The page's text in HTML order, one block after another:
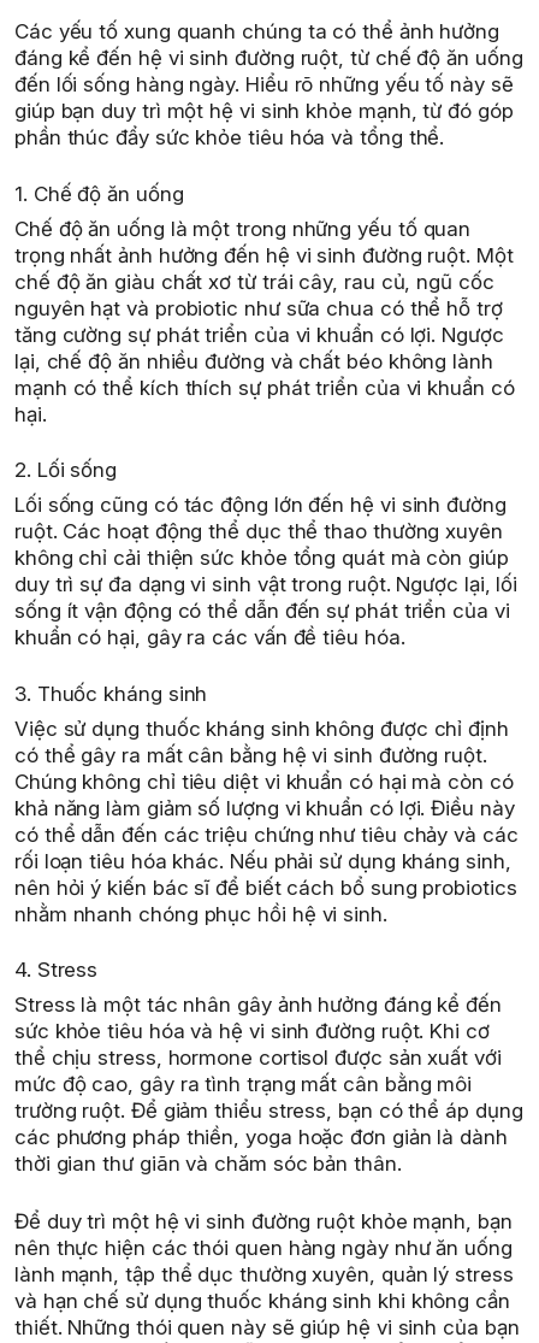
Các yếu tố xung quanh chúng ta có thể ảnh hưởng
đáng kể đến hệ vi sinh đường ruột, từ chế độ ăn uống
đến lối sống hàng ngày. Hiểu rõ những yếu tố này sẽ
giúp bạn duy trì một hệ vi sinh khỏe mạnh, từ đó góp
phần thúc đẩy sức khỏe tiêu hóa và tổng thể.
1. Chế độ ăn uống
Chế độ ăn uống là một trong những yếu tố quan
trọng nhất ảnh hưởng đến hệ vi sinh đường ruột. Một
chế độ ăn giàu chất xơ từ trái cây, rau củ, ngũ cốc
nguyên hạt và probiotic như sữa chua có thể hỗ trợ
tăng cường sự phát triển của vi khuẩn có lợi. Ngược
lại, chế độ ăn nhiều đường và chất béo không lành
mạnh có thể kích thích sự phát triển của vi khuẩn có
hại.
2. Lối sống
Lối sống cũng có tác động lớn đến hệ vi sinh đường
ruột. Các hoạt động thể dục thể thao thường xuyên
không chỉ cải thiện sức khỏe tổng quát mà còn giúp
duy trì sự đa dạng vi sinh vật trong ruột. Ngược lại, lối
sống ít vận động có thể dẫn đến sự phát triển của vi
khuẩn có hại, gây ra các vấn đề tiêu hóa.
3. Thuốc kháng sinh
Việc sử dụng thuốc kháng sinh không được chỉ định
có thể gây ra mất cân bằng hệ vi sinh đường ruột.
Chúng không chỉ tiêu diệt vi khuẩn có hại mà còn có
khả năng làm giảm số lượng vi khuẩn có lợi. Điều này
có thể dẫn đến các triệu chứng như tiêu chảy và các
rối loạn tiêu hóa khác. Nếu phải sử dụng kháng sinh,
nên hỏi ý kiến bác sĩ để biết cách bổ sung probiotics
nhằm nhanh chóng phục hồi hệ vi sinh.
4. Stress
Stress là một tác nhân gây ảnh hưởng đáng kể đến
sức khỏe tiêu hóa và hệ vi sinh đường ruột. Khi cơ
thể chịu stress, hormone cortisol được sản xuất với
mức độ cao, gây ra tình trạng mất cân bằng môi
trường ruột. Để giảm thiểu stress, bạn có thể áp dụng
các phương pháp thiền, yoga hoặc đơn giản là dành
thời gian thư giãn và chăm sóc bản thân.
Để duy trì một hệ vi sinh đường ruột khỏe mạnh, bạn
nên thực hiện các thói quen hàng ngày như ăn uống
lành mạnh, tập thể dục thường xuyên, quản lý stress
và hạn chế sử dụng thuốc kháng sinh khi không cần
thiết. Những thói quen này sẽ giúp hệ vi sinh của bạn